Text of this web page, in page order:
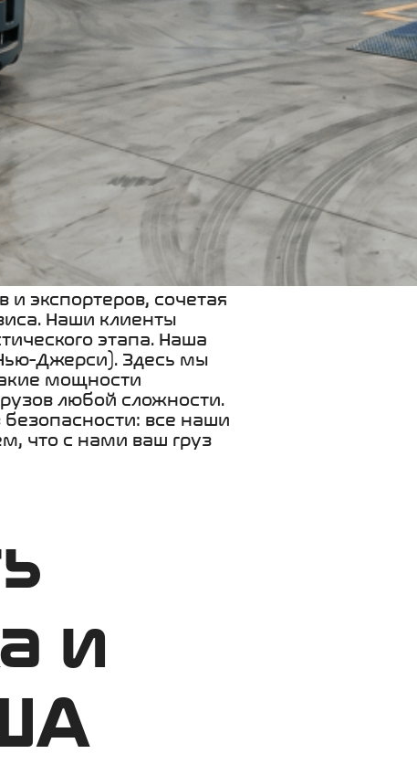
и экспортеров, сочетая
Наши клиенты
этапа. Наша
Джерси). Здесь мы
мощности
любой сложности.
безопасности: все наши
что с нами ваш груз
и